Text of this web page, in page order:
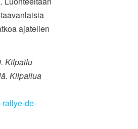
ajatellen
Kilpailu
Kilpailua
rallye-de-